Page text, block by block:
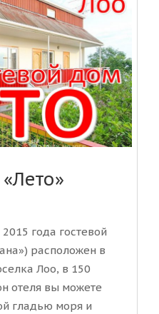
года гостевой
расположен в
Лоо, в 150
отеля вы можете
гладью моря и